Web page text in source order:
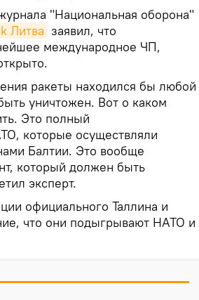
"Национальная оборона"
Литва заявил, что
международное ЧП,
ракеты находился бы любой
уничтожен. Вот о каком
Это полный
которые осуществляли
Балтии. Это вообще
который должен быть
эксперт.
официального Таллина и
что они подыгрывают НАТО и